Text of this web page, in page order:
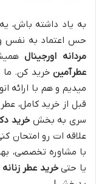
به یاد داشته باش،
حس اعتماد به نفس
مردانه اورجینال
عطرآمین خرید کن. ما
میدیم و هم با ارائه
قبل از خرید کامل،
سری به بخشخرید
علاقه ات رو امتحان
با مشاوره تخصصی،
یا حتیخرید عطر